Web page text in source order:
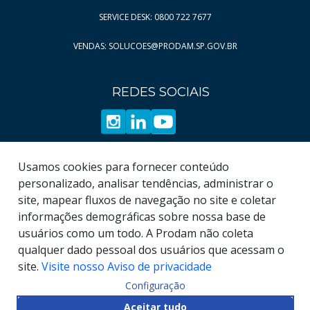
Página
26
Página
28
Página
29
Página
30
Página
32
Página
33
Página
34
SERVICE DESK: 0800 722 7677
VENDAS: SOLUCOES@PRODAM.SP.GOV.BR
REDES SOCIAIS
2026, Empresa de Tecnologia da
Usamos cookies para fornecer conteúdo
personalizado, analisar tendências, administrar o
site, mapear fluxos de navegação no site e coletar
informações demográficas sobre nossa base de
usuários como um todo. A Prodam não coleta
qualquer dado pessoal dos usuários que acessam o
site. Visite nosso Aviso de privacidade
Configuração
Aceitar tudo